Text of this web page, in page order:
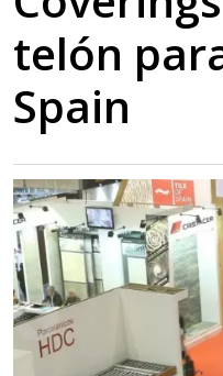
telón
Spain